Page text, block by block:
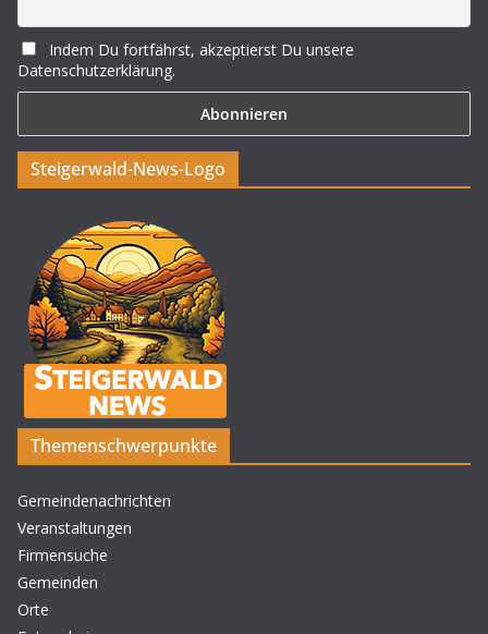
Indem Du fortfährst, akzeptierst Du unsere
Datenschutzerklärung.
Steigerwald-News-Logo
Themenschwerpunkte
Gemeindenachrichten
Veranstaltungen
Firmensuche
Gemeinden
Orte